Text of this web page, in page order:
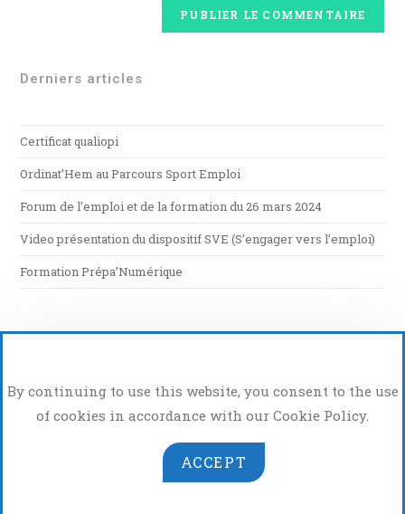
Derniers articles
Certificat qualiopi
Ordinat’Hem au Parcours Sport Emploi
Forum de l’emploi et de la formation du 26 mars 2024
Video présentation du dispositif SVE (S’engager vers l’emploi)
Formation Prépa’Numérique
Atelier Photo Vidéo
By continuing to use this website, you consent to the use
of cookies in accordance with our Cookie Policy.
ACCEPT